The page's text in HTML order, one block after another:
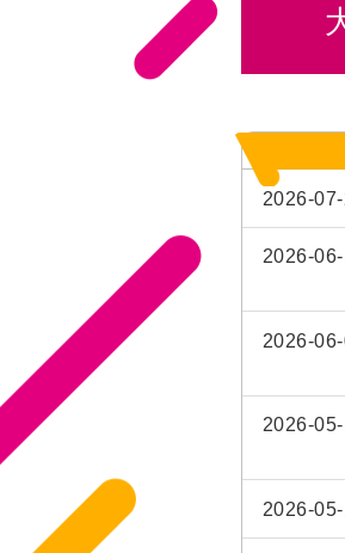
2026-
2026-
2026-
2026-
2026-